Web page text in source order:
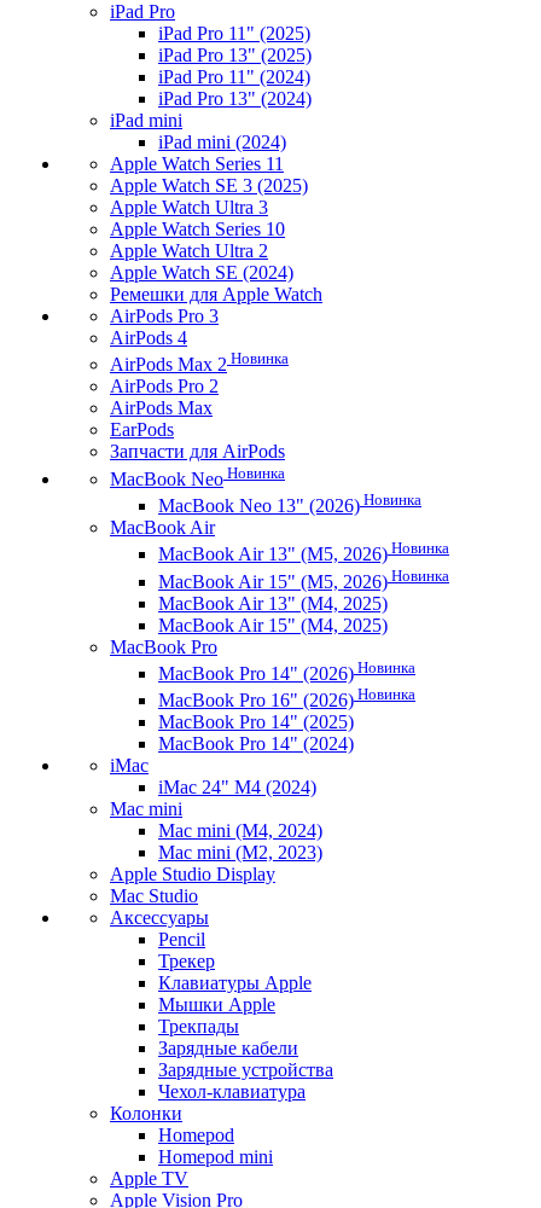
iPad Pro
iPad Pro 11" (2025)
iPad Pro 13" (2025)
iPad Pro 11" (2024)
iPad Pro 13" (2024)
iPad mini
iPad mini (2024)
Apple Watch Series 11
Apple Watch SE 3 (2025)
Apple Watch Ultra 3
Apple Watch Series 10
Apple Watch Ultra 2
Apple Watch SE (2024)
Ремешки для Apple Watch
AirPods Pro 3
AirPods 4
AirPods Max 2 Новинка
AirPods Pro 2
AirPods Max
EarPods
Запчасти для AirPods
MacBook Neo Новинка
MacBook Neo 13" (2026) Новинка
MacBook Air
MacBook Air 13" (M5, 2026) Новинка
MacBook Air 15" (M5, 2026) Новинка
MacBook Air 13" (M4, 2025)
MacBook Air 15" (M4, 2025)
MacBook Pro
MacBook Pro 14" (2026) Новинка
MacBook Pro 16" (2026) Новинка
MacBook Pro 14" (2025)
MacBook Pro 14" (2024)
iMac
iMac 24" M4 (2024)
Mac mini
Mac mini (M4, 2024)
Mac mini (M2, 2023)
Apple Studio Display
Mac Studio
Аксессуары
Pencil
Трекер
Клавиатуры Apple
Мышки Apple
Трекпады
Зарядные кабели
Зарядные устройства
Чехол-клавиатура
Колонки
Homepod
Homepod mini
Apple TV
Apple Vision Pro